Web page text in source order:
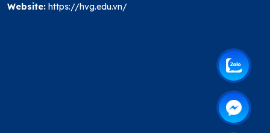
Website: https://hvg.edu.vn/